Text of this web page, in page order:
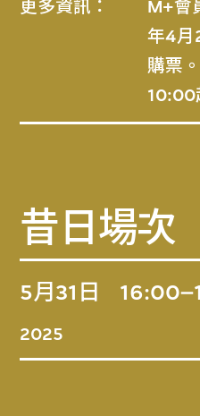
更多資訊：
M+會
年4月
購票
10:00
昔日場次
5月31日
2025